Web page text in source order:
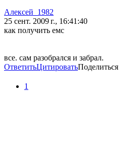
Алексей_1982
25 сент. 2009 г., 16:41:40
как получить емс
все. сам разобрался и забрал.
ОтветитьЦитироватьПоделиться
1